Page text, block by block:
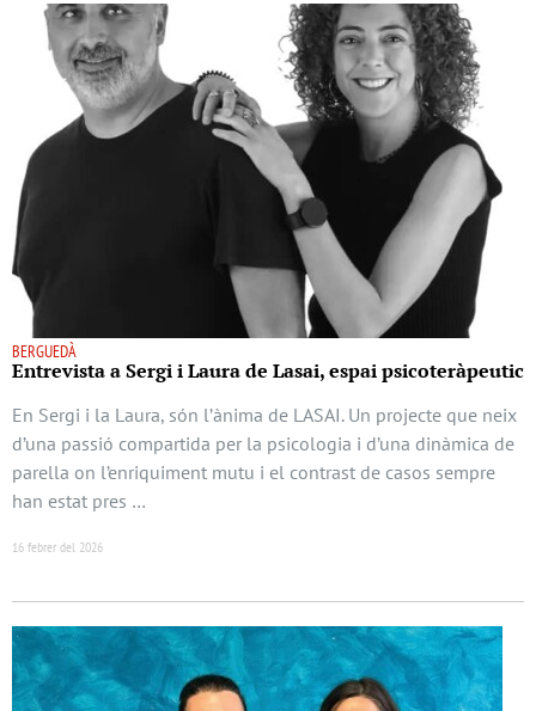
BERGUEDÀ
Entrevista a Sergi i Laura de Lasai, espai psicoteràpeutic
En Sergi i la Laura, són l’ànima de LASAI. Un projecte que neix
d’una passió compartida per la psicologia i d’una dinàmica de
parella on l’enriquiment mutu i el contrast de casos sempre
han estat pres …
16 febrer del 2026